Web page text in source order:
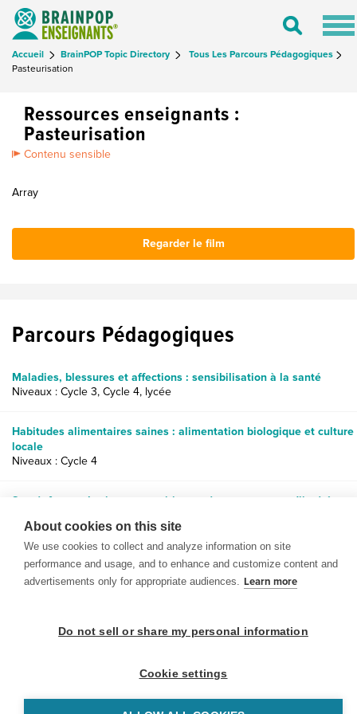
Toggle
Accueil BrainPOP Topic Directory
Tous Les Parcours Pédagogiques
Pasteurisation
Ressources enseignants :
Pasteurisation
Contenu sensible
Array
Regarder le film
Parcours Pédagogiques
Maladies, blessures et affections : sensibilisation à la santé
Niveaux : Cycle 3, Cycle 4, lycée
Habitudes alimentaires saines : alimentation biologique et culture
locale
Niveaux : Cycle 4
Santé, forme physique et nutrition : créer un message d’intérêt
Niveaux : Cycle 3, Cycle 4, lycée
About cookies on this site
We use cookies to collect and analyze information on site
performance and usage, and to enhance and customize content and
advertisements only for appropriate audiences. Learn more
Do not sell or share my personal information
Cookie settings